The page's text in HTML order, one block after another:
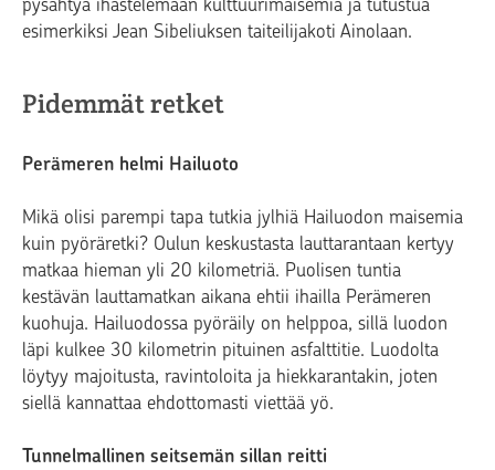
esimerkiksi Jean Sibeliuksen taiteilijakoti Ainolaan.
Pidemmät retket
Perämeren helmi Hailuoto
Mikä olisi parempi tapa tutkia jylhiä Hailuodon maisemia
kuin pyöräretki? Oulun keskustasta lauttarantaan kertyy
matkaa hieman yli 20 kilometriä. Puolisen tuntia
kestävän lauttamatkan aikana ehtii ihailla Perämeren
kuohuja. Hailuodossa pyöräily on helppoa, sillä luodon
läpi kulkee 30 kilometrin pituinen asfalttitie. Luodolta
löytyy majoitusta, ravintoloita ja hiekkarantakin, joten
siellä kannattaa ehdottomasti viettää yö.
Tunnelmallinen seitsemän sillan reitti